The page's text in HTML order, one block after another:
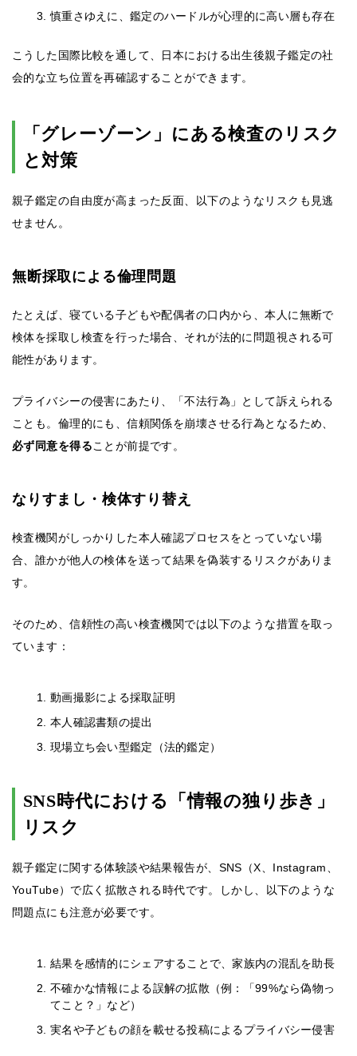
慎重さゆえに、鑑定のハードルが心理的に高い層も存在
こうした国際比較を通して、日本における出生後親子鑑定の社
会的な立ち位置を再確認することができます。
「グレーゾーン」にある検査のリスク
と対策
親子鑑定の自由度が高まった反面、以下のようなリスクも見逃
せません。
無断採取による倫理問題
たとえば、寝ている子どもや配偶者の口内から、本人に無断で
検体を採取し検査を行った場合、それが法的に問題視される可
能性があります。
プライバシーの侵害にあたり、「不法行為」として訴えられる
ことも。倫理的にも、信頼関係を崩壊させる行為となるため、
必ず同意を得ることが前提です。
なりすまし・検体すり替え
検査機関がしっかりした本人確認プロセスをとっていない場
合、誰かが他人の検体を送って結果を偽装するリスクがありま
す。
そのため、信頼性の高い検査機関では以下のような措置を取っ
ています：
動画撮影による採取証明
本人確認書類の提出
現場立ち会い型鑑定（法的鑑定）
SNS時代における「情報の独り歩き」
リスク
親子鑑定に関する体験談や結果報告が、SNS（X、Instagram、
YouTube）で広く拡散される時代です。しかし、以下のような
問題点にも注意が必要です。
結果を感情的にシェアすることで、家族内の混乱を助長
不確かな情報による誤解の拡散（例：「99%なら偽物っ
てこと？」など）
実名や子どもの顔を載せる投稿によるプライバシー侵害